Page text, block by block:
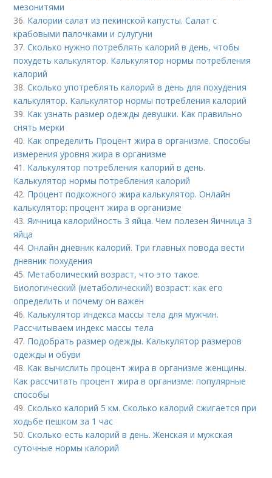
мезонитями
36. Калории салат из пекинской капусты. Салат с
крабовыми палочками и сулугуни
37.Сколько нужно потреблять калорий в день, чтобы
похудеть калькулятор. Калькулятор нормы потребления
калорий
38.Сколько употреблять калорий в день для похудения
калькулятор. Калькулятор нормы потребления калорий
39. Как узнать размер одежды девушки. Как правильно
снять мерки
40. Как определить Процент жира в организме. Способы
измерения уровня жира в организме
41. Калькулятор потребления калорий в день.
Калькулятор нормы потребления калорий
42. Процент подкожного жира калькулятор. Онлайн
калькулятор: процент жира в организме
43.Яичница калорийность 3 яйца. Чем полезен Яичница 3
яйца
44.Онлайн дневник калорий. Три главных повода вести
дневник похудения
45. Метаболический возраст, что это такое.
Биологический (метаболический) возраст: как его
определить и почему он важен
46. Калькулятор индекса массы тела для мужчин.
Рассчитываем индекс массы тела
47. Подобрать размер одежды. Калькулятор размеров
одежды и обуви
48. Как вычислить процент жира в организме женщины.
Как рассчитать процент жира в организме: популярные
способы
49.Сколько калорий 5 км. Сколько калорий сжигается при
ходьбе пешком за 1 час
50.Сколько есть калорий в день. Женская и мужская
суточные нормы калорий